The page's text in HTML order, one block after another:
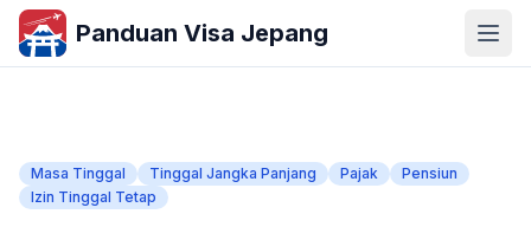
Panduan Visa Jepang
Masa Tinggal Tinggal Jangka Panjang Pajak
Pensiun
Izin Tinggal Tetap